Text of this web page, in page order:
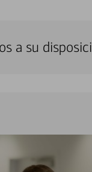
a su